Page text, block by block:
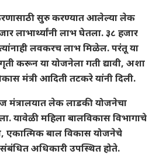
सुरु करण्यात आलेल्या लेक
लाभार्थ्यांनी लाभ घेतला. ३८ हजार
त्यांनाही लवकरच लाभ मिळेल. परंतू या
करून या योजनेला गती द्यावी, अशा
मंत्री आदिती तटकरे यांनी दिली.
मंत्रालयात लेक लाडकी योजनेचा
यावेळी महिला बालविकास विभागाचे
एकात्मिक बाल विकास योजनेचे
अधिकारी उपस्थित होते.